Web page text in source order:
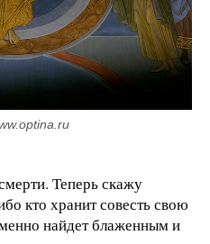
Теперь скажу
кто хранит совесть свою
найдет блаженным и